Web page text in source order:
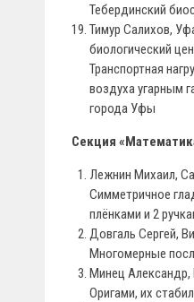
Тебердинский
Тимур Салихов,
биологический
Транспортная
воздуха угарным
города Уфы
Секция
Лежнин Михаил,
Симметричное
плёнками и 2
Довгаль Сергей,
Многомерные
Минец Александр,
Оригами, их